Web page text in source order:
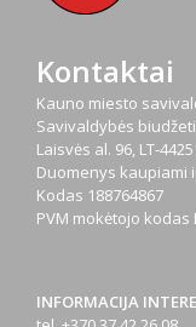
Kontaktai
Kauno miesto
Savivaldybės
Laisvės al. 96, LT-
Duomenys kaupiami
Kodas 188764867
PVM mokėtojo kodas
INFORMACIJA